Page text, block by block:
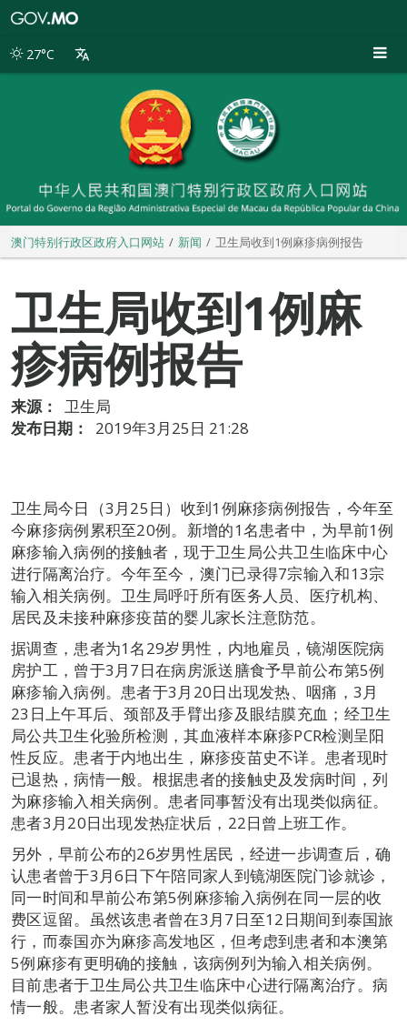
别
27°C
澳门特别行政区政府入口网站 新闻 卫生局收到1例麻疹病例报告
卫生局收到1例麻
疹病例报告
来源：
卫生局
发布日期：
2019年3月25日 21:28
卫生局今日（3月25日）收到1例麻疹病例报告，今年至
今麻疹病例累积至20例。新增的1名患者中，为早前1例
麻疹输入病例的接触者，现于卫生局公共卫生临床中心
进行隔离治疗。今年至今，澳门已录得7宗输入和13宗
输入相关病例。卫生局呼吁所有医务人员、医疗机构、
居民及未接种麻疹疫苗的婴儿家长注意防范。
据调查，患者为1名29岁男性，内地雇员，镜湖医院病
房护工，曾于3月7日在病房派送膳食予早前公布第5例
麻疹输入病例。患者于3月20日出现发热、咽痛，3月
23日上午耳后、颈部及手臂出疹及眼结膜充血；经卫生
局公共卫生化验所检测，其血液样本麻疹PCR检测呈阳
性反应。患者于内地出生，麻疹疫苗史不详。患者现时
已退热，病情一般。根据患者的接触史及发病时间，列
为麻疹输入相关病例。患者同事暂没有出现类似病征。
患者3月20日出现发热症状后，22日曾上班工作。
另外，早前公布的26岁男性居民，经进一步调查后，确
认患者曾于3月6日下午陪同家人到镜湖医院门诊就诊，
同一时间和早前公布第5例麻疹输入病例在同一层的收
费区逗留。虽然该患者曾在3月7日至12日期间到泰国旅
行，而泰国亦为麻疹高发地区，但考虑到患者和本澳第
5例麻疹有更明确的接触，该病例列为输入相关病例。
目前患者于卫生局公共卫生临床中心进行隔离治疗。病
情一般。患者家人暂没有出现类似病征。